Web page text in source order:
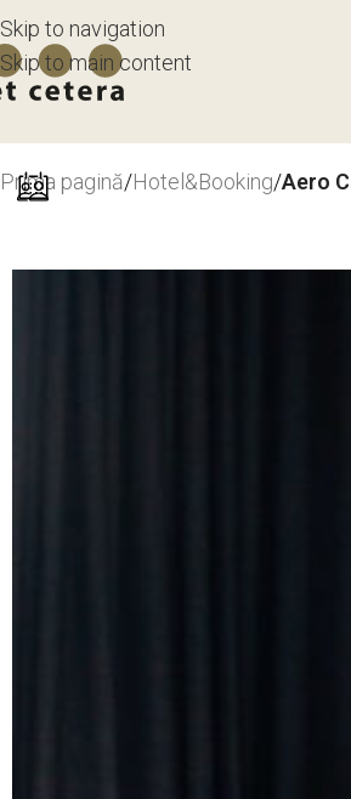
Skip to navigation
Skip to main content
Prima pagină/Hotel&Booking/Aero